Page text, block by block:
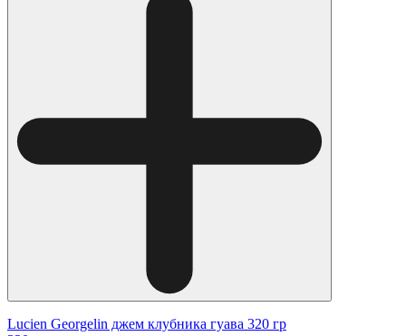
Lucien Georgelin джем клубника гуава 320 гр